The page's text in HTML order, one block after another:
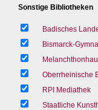
Sonstige Bibliotheken
Badisches
Bismarck-
Oberrheinische
RPI Mediathek
Staatliche